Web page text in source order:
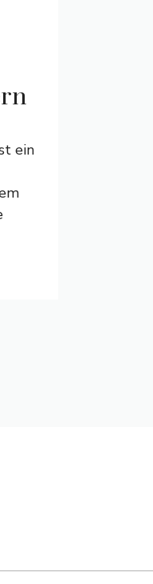
ein